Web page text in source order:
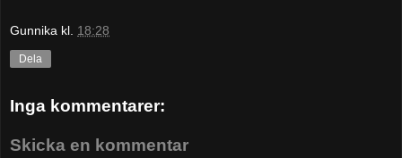
Gunnika kl. 18:28
Dela
Inga kommentarer:
Skicka en kommentar